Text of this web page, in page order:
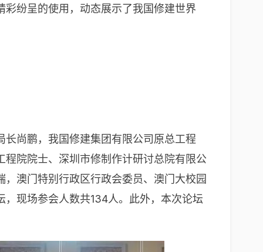
纷呈的使用，动态展示了我国修建世界
尚鹏，我国修建集团有限公司原总工程
院院士、深圳市修制作计研讨总院有限公
澳门特别行政区行政会委员、澳门大校园
现场参会人数共134人。此外，本次论坛